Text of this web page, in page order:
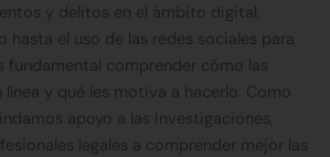
y delitos en el ámbito digital.
hasta el uso de las redes sociales para
fundamental comprender cómo las
línea y qué les motiva a hacerlo. Como
apoyo a las investigaciones,
legales a comprender mejor las